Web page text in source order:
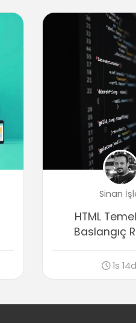
Sinan
HTML
Baslangıç
1s